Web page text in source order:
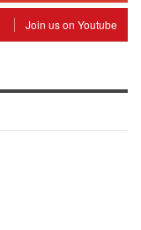
Join us on Youtube